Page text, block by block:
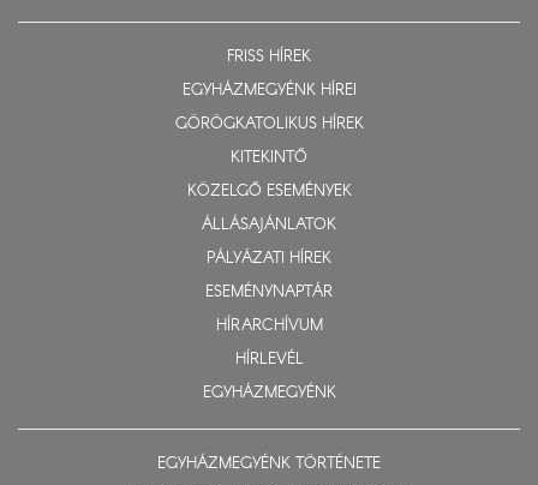
FRISS HÍREK
EGYHÁZMEGYÉNK HÍREI
GÖRÖGKATOLIKUS HÍREK
KITEKINTŐ
KÖZELGŐ ESEMÉNYEK
ÁLLÁSAJÁNLATOK
PÁLYÁZATI HÍREK
ESEMÉNYNAPTÁR
HÍRARCHÍVUM
HÍRLEVÉL
EGYHÁZMEGYÉNK
EGYHÁZMEGYÉNK TÖRTÉNETE